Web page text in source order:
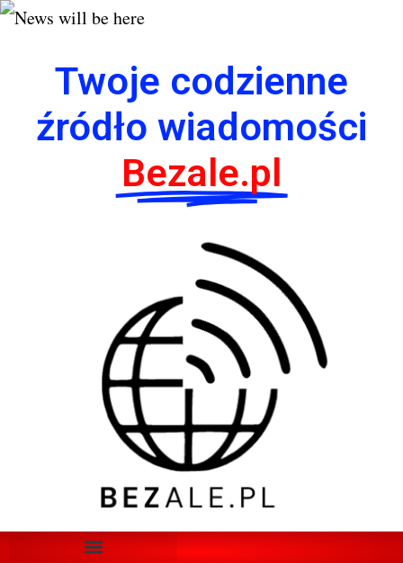
Twoje codzienne
źródło wiadomości
Bezale.pl